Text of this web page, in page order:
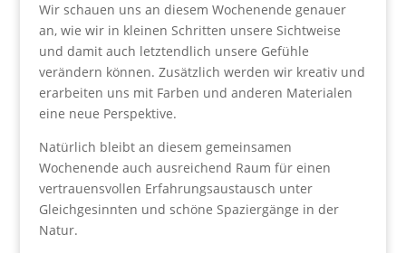
Wir schauen uns an diesem Wochenende genauer
an, wie wir in kleinen Schritten unsere Sichtweise
und damit auch letztendlich unsere Gefühle
verändern können. Zusätzlich werden wir kreativ und
erarbeiten uns mit Farben und anderen Materialen
eine neue Perspektive.
Natürlich bleibt an diesem gemeinsamen
Wochenende auch ausreichend Raum für einen
vertrauensvollen Erfahrungsaustausch unter
Gleichgesinnten und schöne Spaziergänge in der
Natur.